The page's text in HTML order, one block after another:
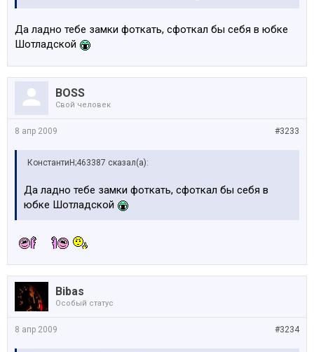
Да ладно тебе замки фоткать, сфоткал бы себя в юбке
Шотладской
BOSS
Свой человек
#3233
8 апр 2009
КонстантиН;463387 сказал(а):
Да ладно тебе замки фоткать, сфоткал бы себя в
юбке Шотладской
Bibas
Особый статус
#3234
8 апр 2009